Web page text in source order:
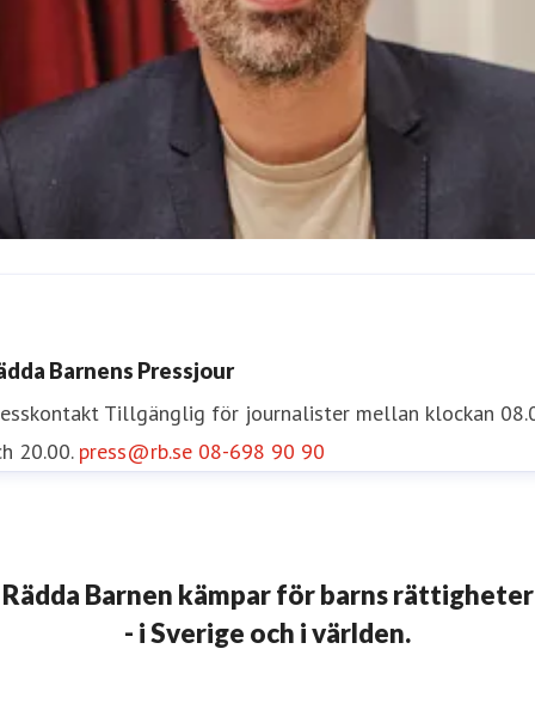
Barnens Pressjour
Tillgänglig för journalister mellan klockan
20.00. press@rb.se 08-698 90 90
Rädda Barnen kämpar för barns rättigheter
- i Sverige och i världen.